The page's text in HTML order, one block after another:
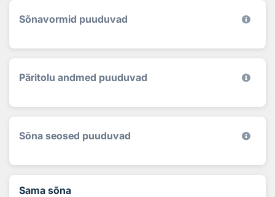
Sõnavormid puuduvad
Päritolu andmed puuduvad
Sõna seosed puuduvad
Sama sõna